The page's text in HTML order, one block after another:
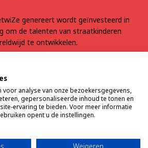
genereert wordt geïnvesteerd in
om de talenten van straatkinderen
te ontwikkelen.
voorwaarden
voor analyse van onze bezoekersgegevens,
gepersonaliseerde inhoud te tonen en
ervaring te bieden. Voor meer informatie
opent u de instellingen.